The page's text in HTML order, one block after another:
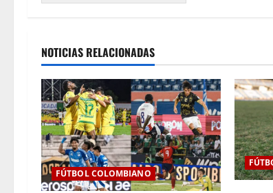
NOTICIAS RELACIONADAS
FÚTBOL COLOMBIANO